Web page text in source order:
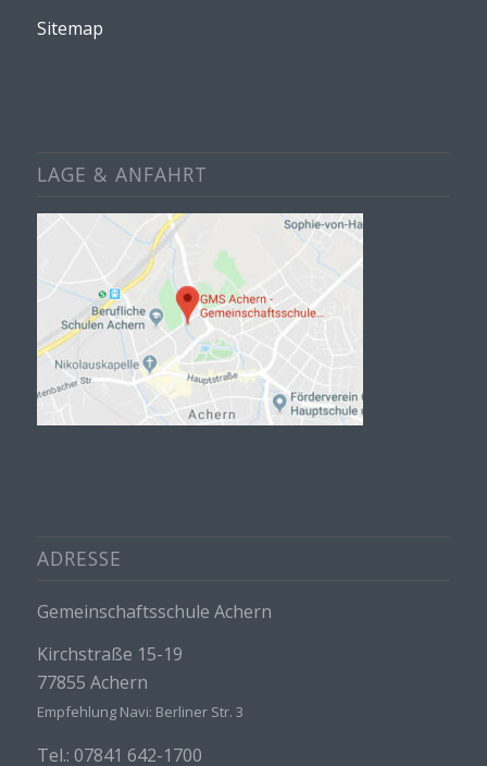
Sitemap
LAGE & ANFAHRT
ADRESSE
Gemeinschaftsschule Achern
Kirchstraße 15-19
77855 Achern
Empfehlung Navi: Berliner Str. 3
Tel.: 07841 642-1700